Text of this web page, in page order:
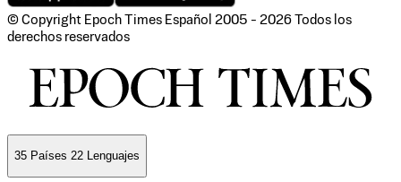
© Copyright Epoch Times Español 2005 - 2026 Todos los
derechos reservados
35 Países 22 Lenguajes